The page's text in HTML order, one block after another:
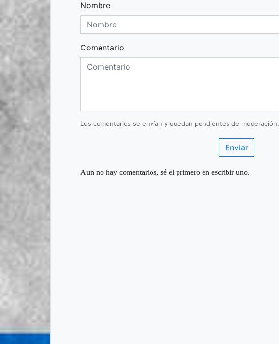
Nombre
Comentario
Los comentarios se envían y quedan pendientes de moderación.
Enviar
Aun no hay comentarios, sé el primero en escribir uno.